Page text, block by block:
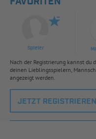
Spieler
Nach der Registrierung kannst du
deinen Lieblingsspielern,
angezeigt werden.
JETZT REGISTRIEREN